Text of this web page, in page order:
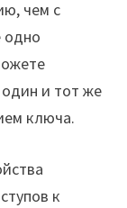
чем с
одно
и тот же
ключа.
к